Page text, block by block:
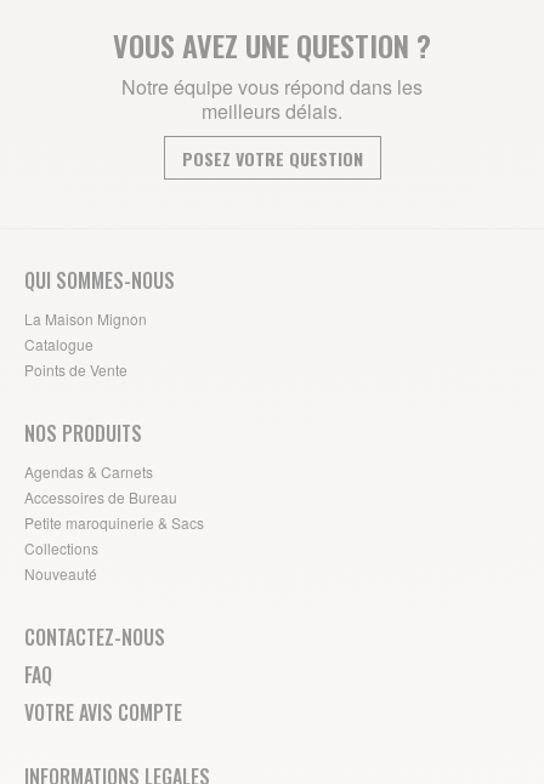
VOUS AVEZ UNE QUESTION ?
Notre équipe vous répond dans les
meilleurs délais.
POSEZ VOTRE QUESTION
QUI SOMMES-NOUS
La Maison Mignon
Catalogue
Points de Vente
NOS PRODUITS
Agendas & Carnets
Accessoires de Bureau
Petite maroquinerie & Sacs
Collections
Nouveauté
CONTACTEZ-NOUS
FAQ
VOTRE AVIS COMPTE
INFORMATIONS LEGALES